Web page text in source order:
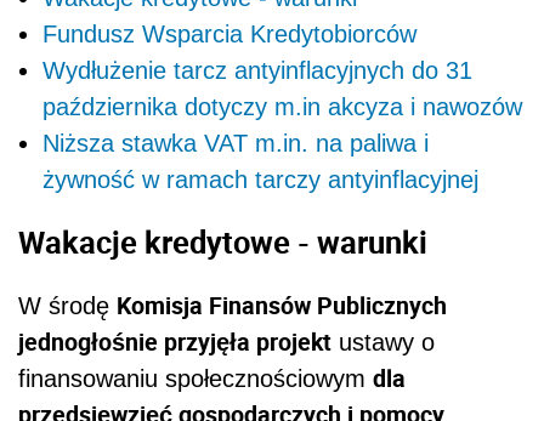
Fundusz Wsparcia Kredytobiorców
Wydłużenie tarcz antyinflacyjnych do 31
października dotyczy m.in akcyza i nawozów
Niższa stawka VAT m.in. na paliwa i
żywność w ramach tarczy antyinflacyjnej
Wakacje kredytowe - warunki
W środę Komisja Finansów Publicznych
jednogłośnie przyjęła projekt ustawy o
finansowaniu społecznościowym dla
przedsięwzięć gospodarczych i pomocy